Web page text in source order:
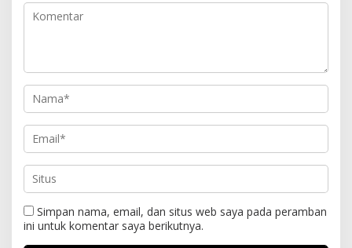
Simpan nama, email, dan situs web saya pada peramban
ini untuk komentar saya berikutnya.